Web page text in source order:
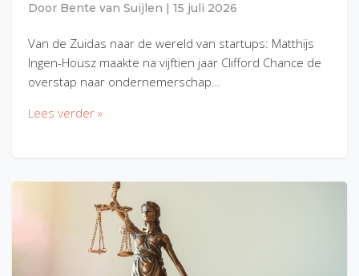
Door Bente van Suijlen 15 juli 2026
Van de Zuidas naar de wereld van startups: Matthijs
Ingen-Housz maakte na vijftien jaar Clifford Chance de
overstap naar ondernemerschap…
Lees verder »